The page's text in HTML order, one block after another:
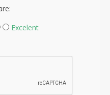
Excelent